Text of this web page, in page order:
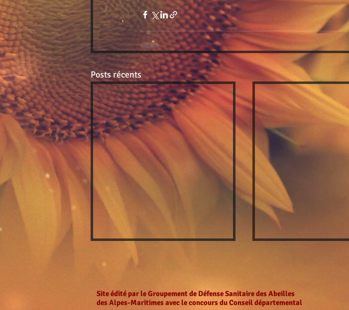
Posts récents
Les Maladies des
Complet de Prévention et de
Traitement
Découvrez les principales
maladies affectant les
Site édité par le Groupement de Défense Sanitaire des Abeilles
des Alpes-Maritimesavec le concours du Conseil départemental